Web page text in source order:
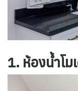
1. ห้องน้ำโม